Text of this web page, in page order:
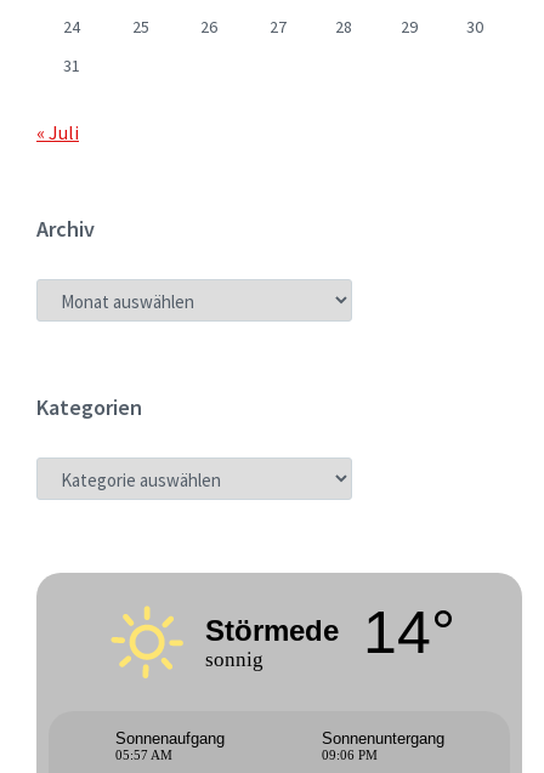
24
25 26 27 28 29
30
31
« Juli
Archiv
ARCHIV
Kategorien
KATEGORIEN
Störmede
sonnig 14°
Sonnenaufgang
05:57 AM
Sonnenuntergang
09:06 PM